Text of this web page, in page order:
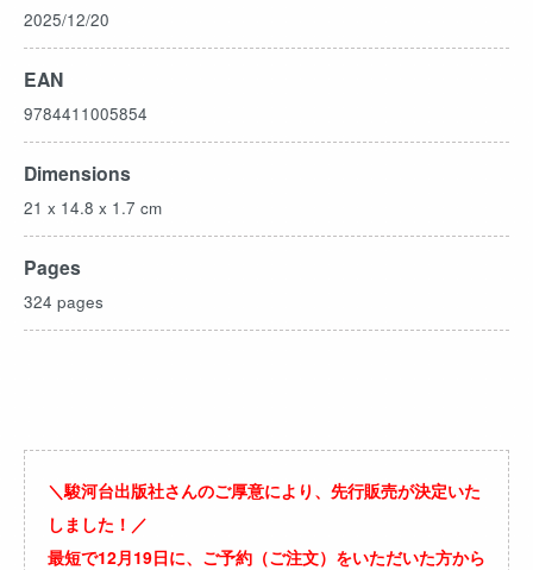
2025/12/20
EAN
9784411005854
Dimensions
21 x 14.8 x 1.7 cm
Pages
324 pages
＼駿河台出版社さんのご厚意により、先行販売が決定いた
しました！／
最短で12月19日に、ご予約（ご注文）をいただいた方から